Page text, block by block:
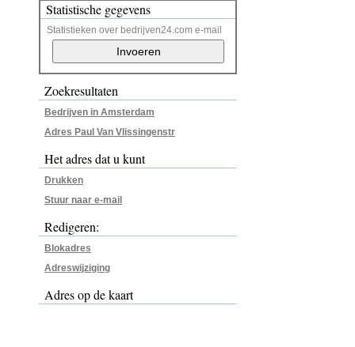
Statistische gegevens
Statistieken over bedrijven24.com e-mail
Zoekresultaten
Bedrijven in Amsterdam
Adres Paul Van Vlissingenstr
Het adres dat u kunt
Drukken
Stuur naar e-mail
Redigeren:
Blokadres
Adreswijziging
Adres op de kaart